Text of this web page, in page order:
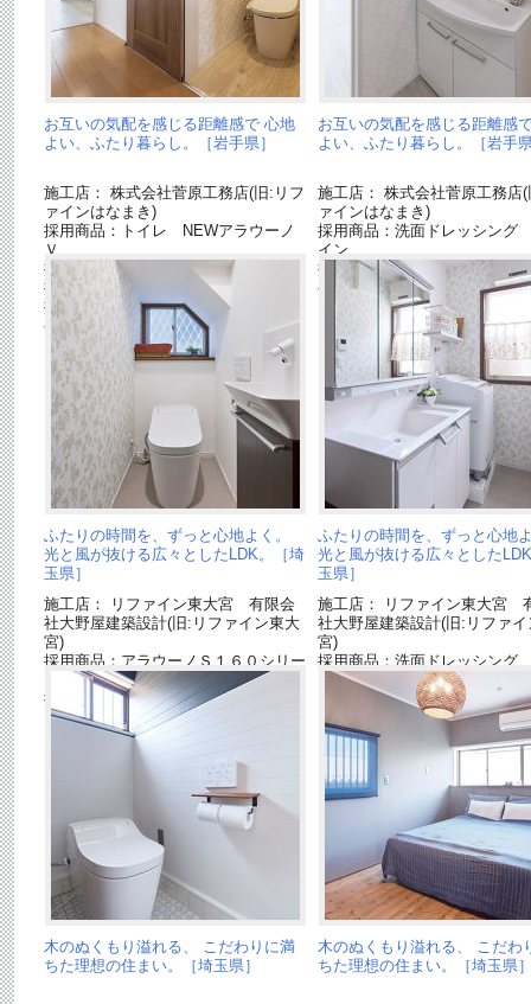
お互いの気配を感じる距離感で 心地
よい、ふたり暮らし。［岩手県］
施工店： 株式会社菅原工務店(旧:リフ
ァインはなまき)
採用商品：トイレ NEWアラウーノ
Ｖ
採用商品：内装ドア ベリティス
採用商品：床材 フィットフロアー
採用商品：床材 ベリティスフロアー
ベースコート
お互いの気配を感じる距離感
よい、ふたり暮らし。［岩手
施工店： 株式会社菅原工務店
ァインはなまき)
採用商品：洗面ドレッシング
イン
採用商品：床材 ベリティス
ベースコート
ふたりの時間を、ずっと心地よく。
光と風が抜ける広々としたLDK。［埼
玉県］
施工店： リファイン東大宮 有限会
社大野屋建築設計(旧:リファイン東大
宮)
採用商品：アラウーノＳ１６０シリー
採用商品：アラウーノ手洗い
ふたりの時間を、ずっと心地
光と風が抜ける広々とした
玉県］
施工店： リファイン東大宮
社大野屋建築設計(旧:リファイ
宮)
採用商品：洗面ドレッシング
シーズ
木のぬくもり溢れる、 こだわりに満
ちた理想の住まい。［埼玉県］
木のぬくもり溢れる、 こだわ
ちた理想の住まい。［埼玉県